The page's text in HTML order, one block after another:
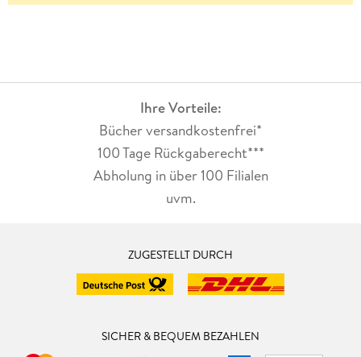
Ihre Vorteile:
Bücher versandkostenfrei*
100 Tage Rückgaberecht***
Abholung in über 100 Filialen
uvm.
ZUGESTELLT DURCH
SICHER & BEQUEM BEZAHLEN